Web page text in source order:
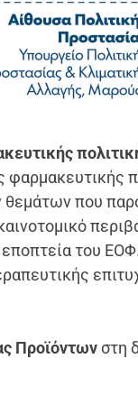
που
του
Προϊόντων στη